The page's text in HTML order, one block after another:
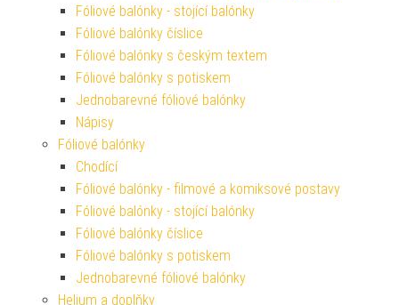
Fóliové balónky - stojící balónky
Fóliové balónky číslice
Fóliové balónky s českým textem
Fóliové balónky s potiskem
Jednobarevné fóliové balónky
Nápisy
Fóliové balónky
Chodící
Fóliové balónky - filmové a komiksové postavy
Fóliové balónky - stojící balónky
Fóliové balónky číslice
Fóliové balónky s potiskem
Jednobarevné fóliové balónky
Helium a doplňky